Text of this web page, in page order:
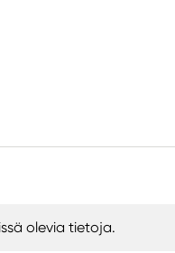
olevia tietoja.